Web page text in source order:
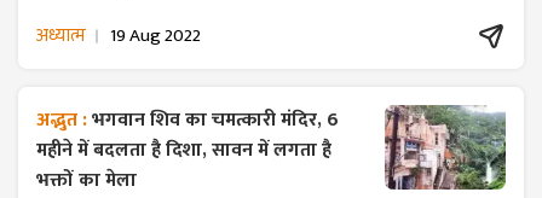
अध्यात्म 19 Aug 2022
अद्भुत :भगवान शिव का चमत्कारी मंदिर, 6
महीने में बदलता है दिशा, सावन में लगता है
भक्तों का मेला